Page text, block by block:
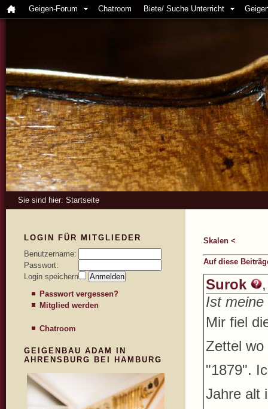
Geigen-Forum Chatroom Biete/ Suche Unterricht
Sie sind hier: Startseite
Skalen <
Auf diese
Surok
Ist meine
Mir fiel
Zettel wo
"1879".
Jahre alt
LOGIN FÜR MITGLIEDER
Benutzername:
Passwort:
Login speichern
Passwort vergessen?
Mitglied werden
Chatroom
GEIGENBAU ADAM IN
AHRENSBURG BEI HAMBURG